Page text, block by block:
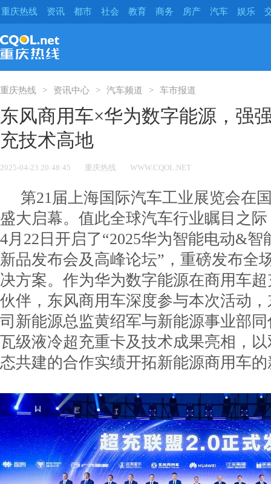
重庆热线 资讯 都市 社会 教育 商务 房产 汽车 娱乐
重庆热线 资讯中心 汽车频道 车市报道
东风商用车×华为数字能源，强
充技术高地
2025-04-23 20:48:45 重庆热线 WWW.CQOL.NET
第21届上海国际汽车工业展览会在
盛大启幕。值此全球汽车行业瞩目之
4月22日开启了“2025华为智能电动&
新品发布会及高峰论坛”，重磅发布全
决方案。作为华为数字能源在商用车
伙伴，东风商用车深度参与本次活动
司新能源总监黄绍军与新能源事业部
瓦级液冷超充重卡及技术成果亮相，
态共建的合作实绩开拓新能源商用车